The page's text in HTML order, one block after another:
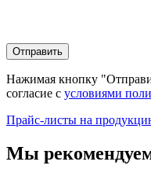
Отправить
Нажимая кнопку
согласие с условиями
Прайс-листы на
Мы